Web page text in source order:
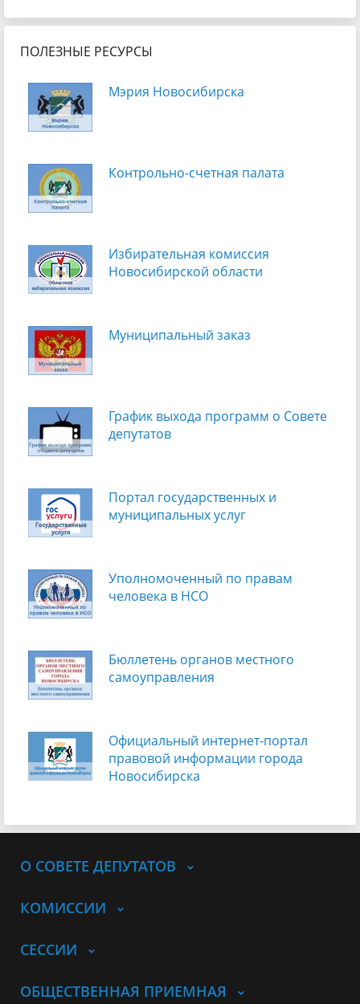
ПОЛЕЗНЫЕ РЕСУРСЫ
Мэрия Новосибирска
Контрольно-счетная палата
Избирательная комиссия
Новосибирской области
Муниципальный заказ
График выхода программ о Cовете
депутатов
Портал государственных и
муниципальных услуг
Уполномоченный по правам
человека в НСО
Бюллетень органов местного
самоуправления
Официальный интернет-портал
правовой информации города
Новосибирска
О СОВЕТЕ ДЕПУТАТОВ
КОМИССИИ
СЕССИИ
ОБЩЕСТВЕННАЯ ПРИЕМНАЯ